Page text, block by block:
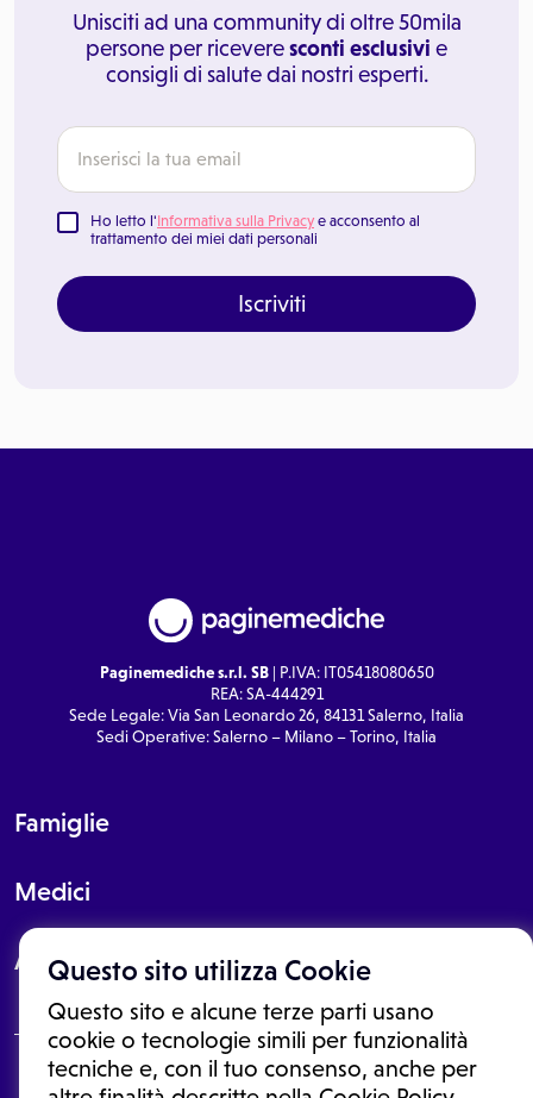
Questo sito utilizza Cookie
Questo sito e alcune terze parti usano
cookie o tecnologie simili per funzionalità
tecniche e, con il tuo consenso, anche per
Unisciti ad una community di oltre 50mila
persone per riceveresconti esclusivi e
consigli di salute dai nostri esperti.
Ho letto l'Informativa sulla Privacy e acconsento al
trattamento dei miei dati personali
Iscriviti
Paginemediche s.r.l. SB| P.IVA: IT05418080650
REA: SA-444291
Sede Legale: Via San Leonardo 26, 84131 Salerno, Italia
Sedi Operative: Salerno – Milano – Torino, Italia
Famiglie
Medici
About
Le informazioni proposte in questo sito non sono un consulto medico.